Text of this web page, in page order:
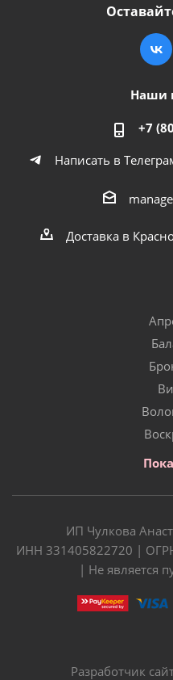
Наши
+7
Написать в
Доставка в
ИП Чулкова
ИНН 331405822720 |
| Не является
Разработчик